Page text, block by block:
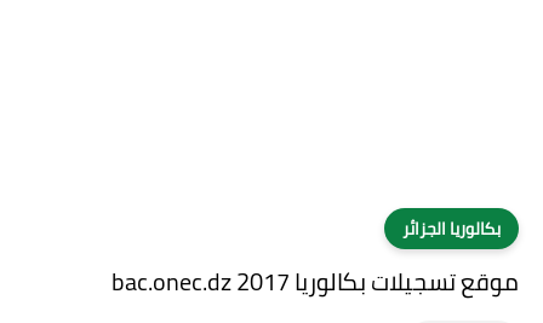
بكالوريا الجزائر
موقع تسجيلات بكالوريا 2017 bac.onec.dz